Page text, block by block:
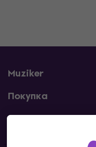
Muziker
Покупка
Полезни линкове